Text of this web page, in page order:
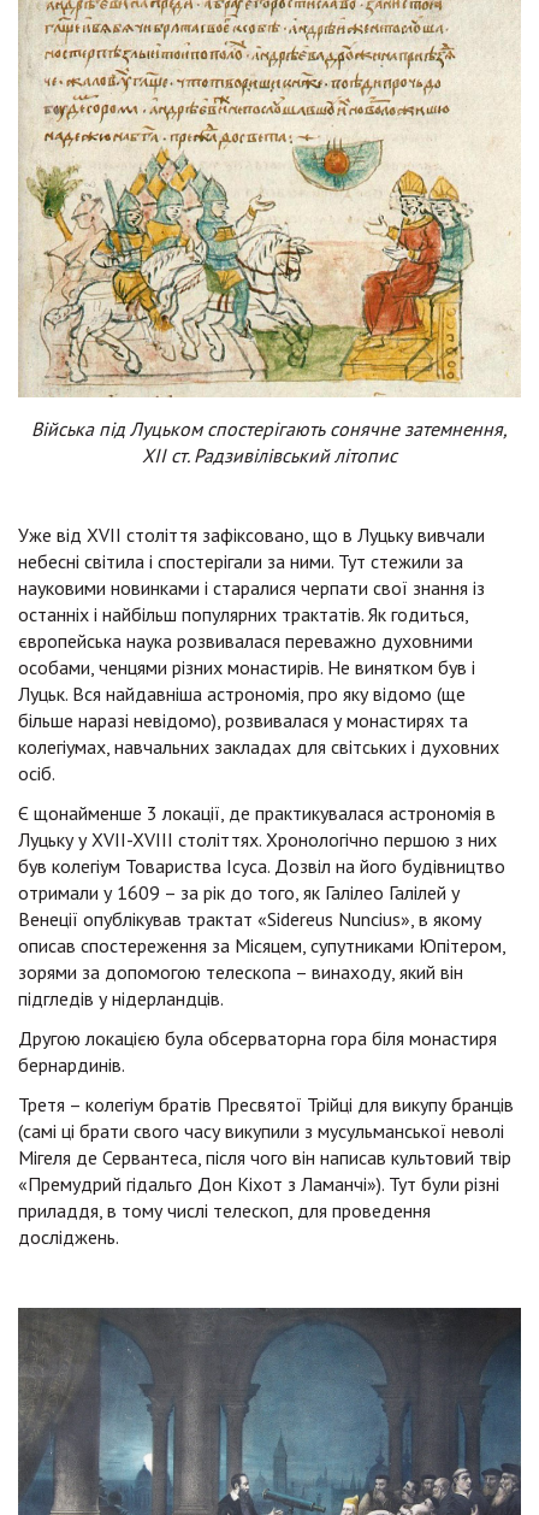
Війська під Луцьком спостерігають сонячне затемнення,
ХІІ ст. Радзивілівський літопис
Уже від XVII століття зафіксовано, що в Луцьку вивчали
небесні світила і спостерігали за ними. Тут стежили за
науковими новинками і старалися черпати свої знання із
останніх і найбільш популярних трактатів. Як годиться,
європейська наука розвивалася переважно духовними
особами, ченцями різних монастирів. Не винятком був і
Луцьк. Вся найдавніша астрономія, про яку відомо (ще
більше наразі невідомо), розвивалася у монастирях та
колегіумах, навчальних закладах для світських і духовних
осіб.
Є щонайменше 3 локації, де практикувалася астрономія в
Луцьку у XVII-XVIIІ століттях. Хронологічно першою з них
був колегіум Товариства Ісуса. Дозвіл на його будівництво
отримали у 1609 – за рік до того, як Галілео Галілей у
Венеції опублікував трактат «Sidereus Nuncius», в якому
описав спостереження за Місяцем, супутниками Юпітером,
зорями за допомогою телескопа – винаходу, який він
підгледів у нідерландців.
Другою локацією була обсерваторна гора біля монастиря
бернардинів.
Третя – колегіум братів Пресвятої Трійці для викупу бранців
(самі ці брати свого часу викупили з мусульманської неволі
Мігеля де Сервантеса, після чого він написав культовий твір
«Премудрий гідальго Дон Кіхот з Ламанчі»). Тут були різні
приладдя, в тому числі телескоп, для проведення
досліджень.